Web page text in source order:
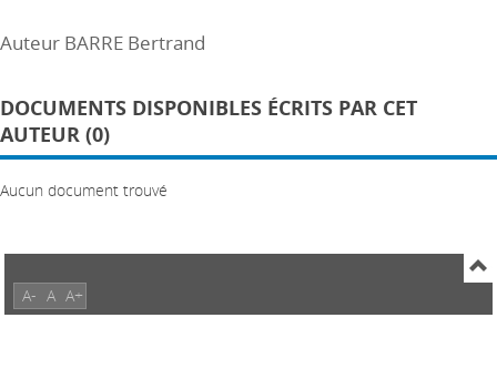
Auteur BARRE Bertrand
DOCUMENTS DISPONIBLES ÉCRITS PAR CET
AUTEUR (0)
Aucun document trouvé
A- A A+